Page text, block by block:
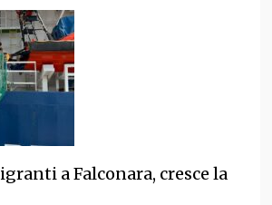
a Falconara, cresce la